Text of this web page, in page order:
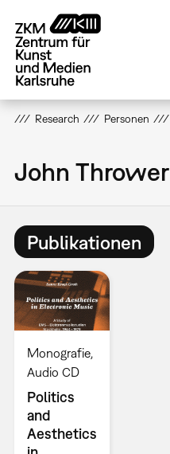
zum
Inhalt
Research Personen
John Thrower
Publikationen
Monografie
Audio CD
Politics
and
Aesthetics